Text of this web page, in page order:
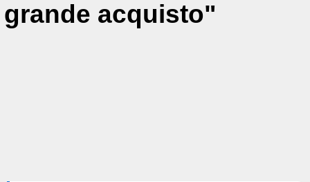
grande acquisto"